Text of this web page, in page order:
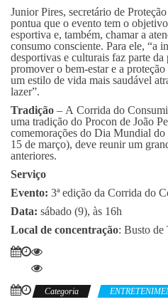
Junior Pires, secretário de
pontua que o evento tem o
esportiva e, também, chamar a
consumo consciente. Para ele, “a
desportivas e culturais faz parte
promover o bem-estar e a
um estilo de vida mais saudável
lazer”.
Tradição – A Corrida do
uma tradição do Procon de João
comemorações do Dia Mundial
15 de março), deve reunir um
anteriores.
Serviço
Evento: 3ª edição da Corrida do
Data: sábado (9), às 16h
Local de concentração: Busto de
Categoria